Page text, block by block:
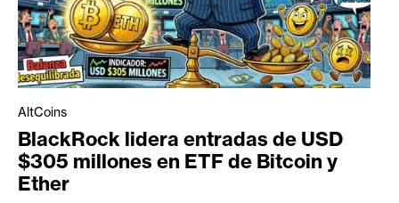
AltCoins
BlackRock lidera entradas de USD
$305 millones en ETF de Bitcoin y
Ether